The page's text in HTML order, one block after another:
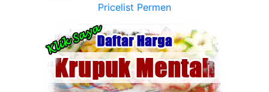
Pricelist Permen